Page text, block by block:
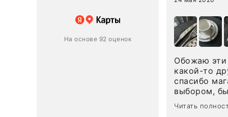
На основе 92 оценок
магазину за оперативную
приехал ко мне целым и
Обожаю эти
какой-то
спасибо
выбором,
сервисом.
чайные
Читать